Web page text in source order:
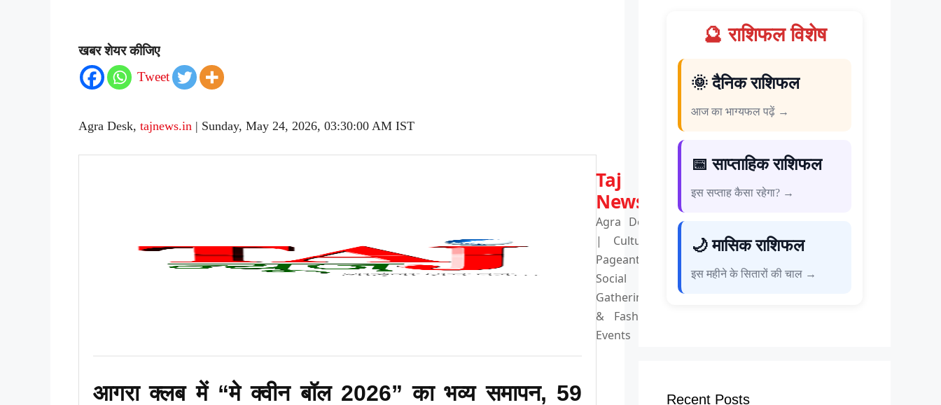
खबर शेयर कीजिए
Tweet
Agra Desk, tajnews.in | Sunday, May 24, 2026, 03:30:00 AM IST
Taj
News
Agra Desk
| Cultural
Pageants,
Social
Gatherings
& Fashion
Events
आगरा क्लब में “मे क्वीन बॉल 2026” का भव्य समापन, 59
🔮 राशिफल विशेष
🌞 दैनिक राशिफल
आज का भाग्यफल पढ़ें →
📅 साप्ताहिक राशिफल
इस सप्ताह कैसा रहेगा? →
🌙 मासिक राशिफल
इस महीने के सितारों की चाल →
Recent Posts